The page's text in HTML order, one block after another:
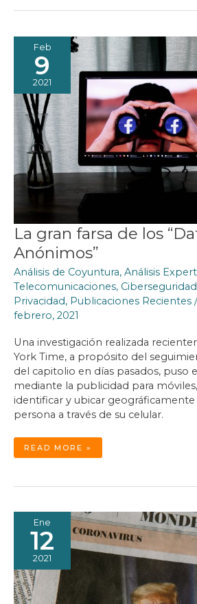
SOCIALES
Feb
9
2021
La gran farsa de los
Anónimos”
Análisis de Coyuntura, Análisis
Telecomunicaciones, Ciberseguridad
Privacidad, Publicaciones Recientes
febrero, 2021
Una investigación realizada
York Time, a propósito del
del capitolio en días pasados, puso
mediante la publicidad para
identificar y ubicar geográficamente
persona a través de su celular.
LA
GRAN
FARSA
ANÓNIMOS”
READ MORE »
Ene
12
2021